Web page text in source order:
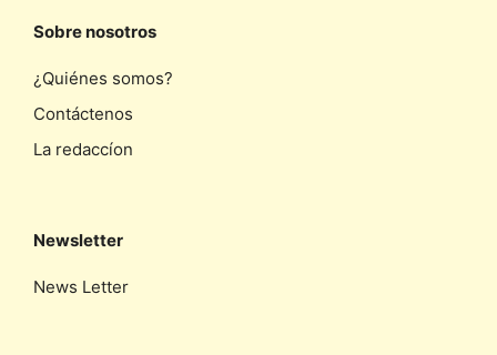
Sobre nosotros
¿Quiénes somos?
Contáctenos
La redaccíon
Newsletter
News Letter